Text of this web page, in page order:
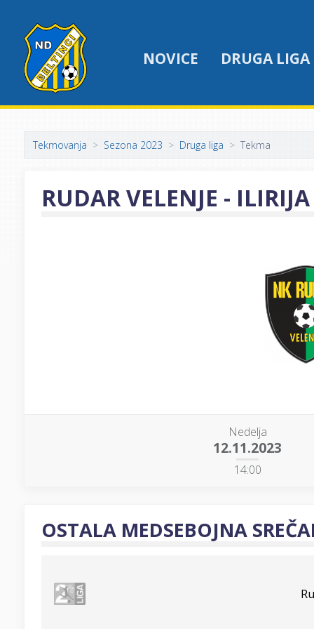
NOVICE DRUGA LIGA
Tekmovanja Sezona 2023 Druga liga Tekma
RUDAR VELENJE -
Nedelja
12.11.2023
14:00
OSTALA MEDSEBOJNA